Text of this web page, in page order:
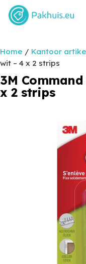
Home / Kantoor
wit – 4 x 2 strips
3M
x 2 strips